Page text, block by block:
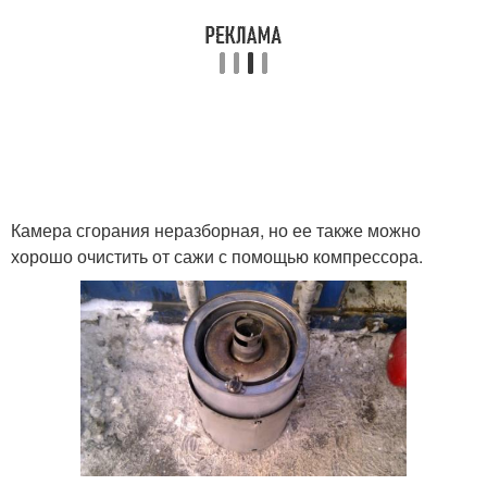
Камера сгорания неразборная, но ее также можно
хорошо очистить от сажи с помощью компрессора.